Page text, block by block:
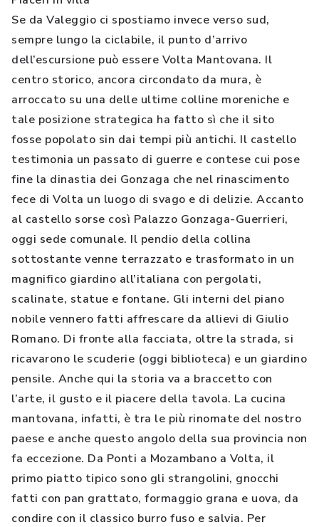
Se da Valeggio ci spostiamo invece verso sud,
sempre lungo la ciclabile, il punto d’arrivo
dell’escursione può essere Volta Mantovana. Il
centro storico, ancora circondato da mura, è
arroccato su una delle ultime colline moreniche e
tale posizione strategica ha fatto sì che il sito
fosse popolato sin dai tempi più antichi. Il castello
testimonia un passato di guerre e contese cui pose
fine la dinastia dei Gonzaga che nel rinascimento
fece di Volta un luogo di svago e di delizie. Accanto
al castello sorse così Palazzo Gonzaga-Guerrieri,
oggi sede comunale. Il pendio della collina
sottostante venne terrazzato e trasformato in un
magnifico giardino all’italiana con pergolati,
scalinate, statue e fontane. Gli interni del piano
nobile vennero fatti affrescare da allievi di Giulio
Romano. Di fronte alla facciata, oltre la strada, si
ricavarono le scuderie (oggi biblioteca) e un giardino
pensile. Anche qui la storia va a braccetto con
l’arte, il gusto e il piacere della tavola. La cucina
mantovana, infatti, è tra le più rinomate del nostro
paese e anche questo angolo della sua provincia non
fa eccezione. Da Ponti a Mozambano a Volta, il
primo piatto tipico sono gli strangolini, gnocchi
fatti con pan grattato, formaggio grana e uova, da
condire con il classico burro fuso e salvia. Per